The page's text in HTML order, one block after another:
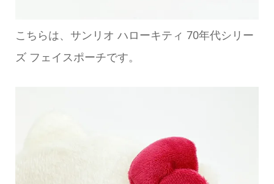
こちらは、サンリオ ハローキティ 70年代シリー
ズ フェイスポーチです。